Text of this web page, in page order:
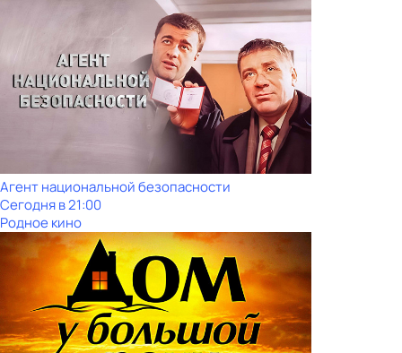
Агент национальной безопасности
Сегодня в 21:00
Родное кино